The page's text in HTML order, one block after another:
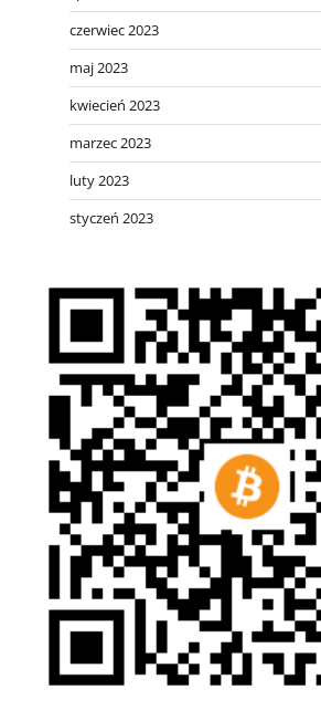
czerwiec 2023
maj 2023
kwiecień 2023
marzec 2023
luty 2023
styczeń 2023